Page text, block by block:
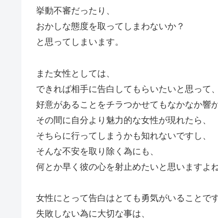
挙動不審だったり、
おかしな態度を取ってしまわないか？
と思ってしまいます。
また女性としては、
できれば相手に告白してもらいたいと思って、
好意があることをチラつかせてもなかなか響か
その間に自分より魅力的な女性が現れたら、
そちらに行ってしまうかも知れないですし、
そんな不安を取り除く為にも、
何とか早く彼の心を射止めたいと思いますよ
女性にとって告白はとても勇気がいることです
失敗しない為に大切な事は、